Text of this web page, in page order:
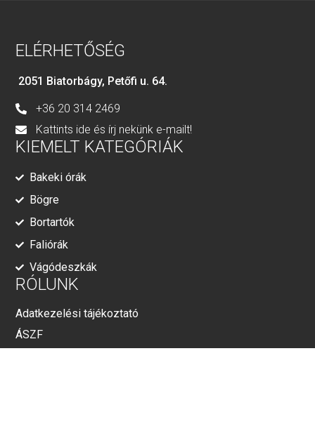
ELÉRHETŐSÉG
2051 Biatorbágy, Petőfi u. 64.
+36 20 314 2469
Kattints ide és írj nekünk e-mailt!
KIEMELT KATEGÓRIÁK
Bakeki órák
Bögre
Bortartók
Faliórák
Vágódeszkák
RÓLUNK
Adatkezelési tájékoztató
ÁSZF